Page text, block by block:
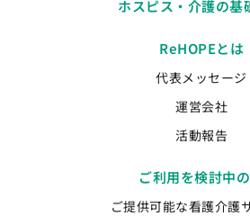
ホスピス・介護の基
ReHOPEとは
代表メッセージ
運営会社
活動報告
ご利用を検討中
ご提供可能な看護介護